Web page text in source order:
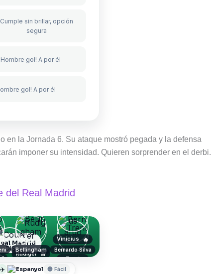
Cumple sin brillar, opción
segura
¡Hombre gol! A por él
gol! A por él
en la Jornada 6. Su ataque mostró pegada y la defensa
imponer su intensidad. Quieren sorprender en el derbi.
del Real Madrid
Courtois
Rudiger 🚨
Trent
Bellingham Bernardo Silva
Vinicius 🔥
Madrid
✈️ Espanyol 🔵 Fácil